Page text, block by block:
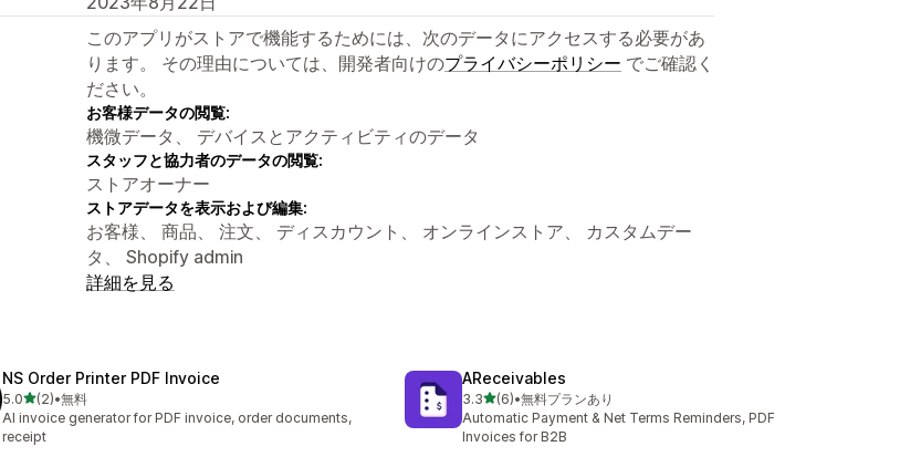
このアプリがストアで機能するためには、次のデータにアクセスする必要があ
ります。 その理由については、開発者向けのプライバシーポリシー でご確認く
ださい。
お客様データの閲覧:
機微データ、 デバイスとアクティビティのデータ
スタッフと協力者のデータの閲覧:
ストアオーナー
ストアデータを表示および編集:
お客様、 商品、 注文、 ディスカウント、 オンラインストア、 カスタムデー
タ、 Shopify admin
詳細を見る
NS Order Printer PDF Invoice
5.05つ星中
(2)
合計レビュー数：2件
•無料
AI invoice generator for PDF invoice, order documents,
receipt
AReceivables
3.35つ星中
(6)
合計レビュー数：6件
•無料プランあり
Automatic Payment & Net Terms Reminders, PDF
Invoices for B2B